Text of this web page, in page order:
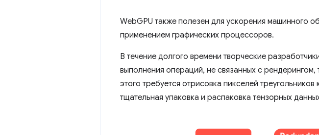
WebGPU также полезен для ускорения машинного
применением графических процессоров.
В течение долгого времени творческие
выполнения операций, не связанных с
этого требуется отрисовка пикселей
тщательная упаковка и распаковка тензорных